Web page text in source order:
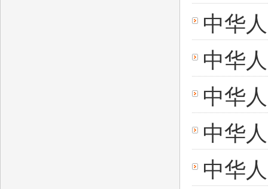
中华
中华
中华
中华
中华